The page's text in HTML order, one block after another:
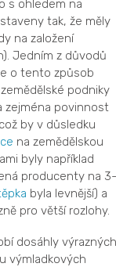
s ohledem na
tak, že měly
na založení
Jedním z důvodů
o tento způsob
podniky
zejména povinnost
by v důsledku
na zemědělskou
byly například
producenty na
byla levnější) a
pro větší rozlohy.
dosáhly
výmladkových